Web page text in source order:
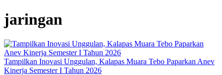
jaringan
Tampilkan Inovasi Unggulan, Kalapas Muara Tebo Paparkan Anev
Kinerja Semester I Tahun 2026